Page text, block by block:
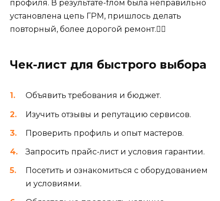
профиля. В результате-fлом была неправильно
установлена цепь ГРМ, пришлось делать
повторный, более дорогой ремонт.🤦‍♂️
Чек-лист для быстрого выбора
Объявить требования и бюджет.
Изучить отзывы и репутацию сервисов.
Проверить профиль и опыт мастеров.
Запросить прайс-лист и условия гарантии.
Посетить и ознакомиться с оборудованием
и условиями.